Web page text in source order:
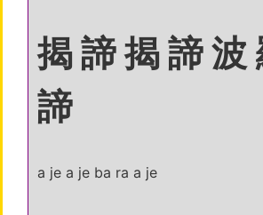
揭 諦 揭 諦 波
諦
a je a je ba ra a je